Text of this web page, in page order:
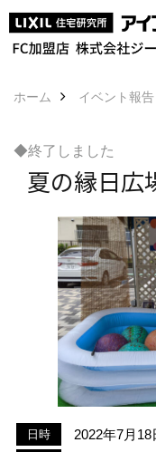
ホーム イベント報告
◆終了しました
夏の縁日広
日時 2022年7月